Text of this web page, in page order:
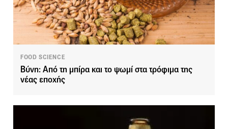
FOOD SCIENCE
Βύνη: Από τη μπίρα και το ψωμί στα τρόφιμα της
νέας εποχής